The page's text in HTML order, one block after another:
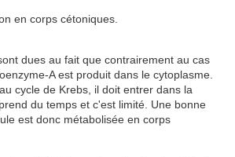
en corps cétoniques.
dues au fait que contrairement au cas
A est produit dans le cytoplasme.
cycle de Krebs, il doit entrer dans la
du temps et c'est limité. Une bonne
est donc métabolisée en corps